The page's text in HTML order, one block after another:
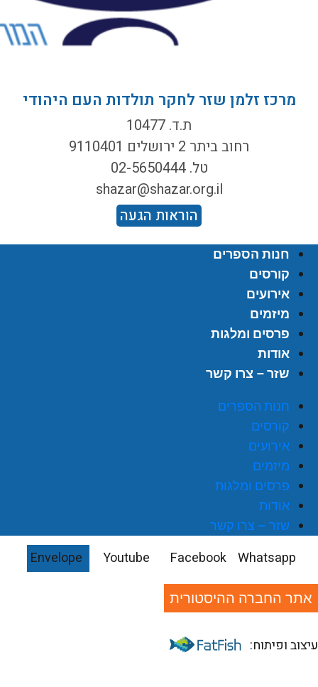
מרכז זלמן שזר לחקר תולדות העם היהודי
ת.ד. 10477
רחוב ביתר 2 ירושלים 9110401
טל. 02-5650444
shazar@shazar.org.il
הוראות הגעה
חנות הספרים
קורסים
אירועים
מיזמים
פרסים ומלגות
אודות
שזר – צרו קשר
חנות הספרים
קורסים
אירועים
מיזמים
פרסים ומלגות
אודות
שזר – צרו קשר
Envelope Youtube Facebook Whatsapp
אתר החברה ההיסטורית
ופיתוח: